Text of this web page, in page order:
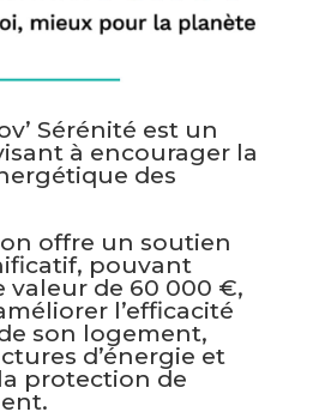
Sérénité est un
à encourager la
des
offre un soutien
pouvant
valeur de 60 000 €,
l’efficacité
son logement,
d’énergie et
protection de